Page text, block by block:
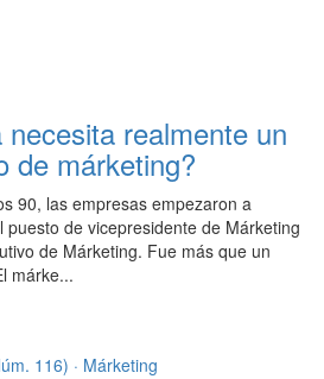
realmente un
de márketing?
90, las empresas empezaron a
de vicepresidente de Márketing
de Márketing. Fue más que un
márke...
116) · Márketing